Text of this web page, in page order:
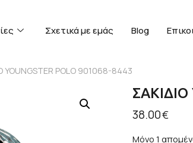
Σχετικά με εμάς Blog
YOUNGSTER POLO 901068-8443
ΣΑΚΙΔΙΟ
38.00€
Μόνο 1